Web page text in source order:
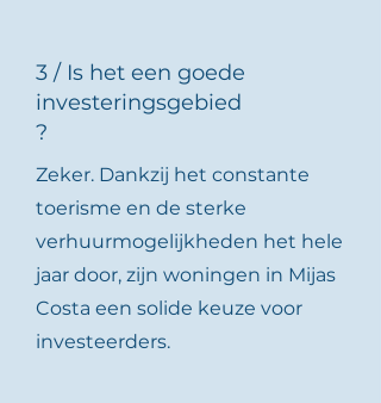
3 / Is het een goede
investeringsgebied
?
Zeker. Dankzij het constante
toerisme en de sterke
verhuurmogelijkheden het hele
jaar door, zijn woningen in Mijas
Costa een solide keuze voor
investeerders.